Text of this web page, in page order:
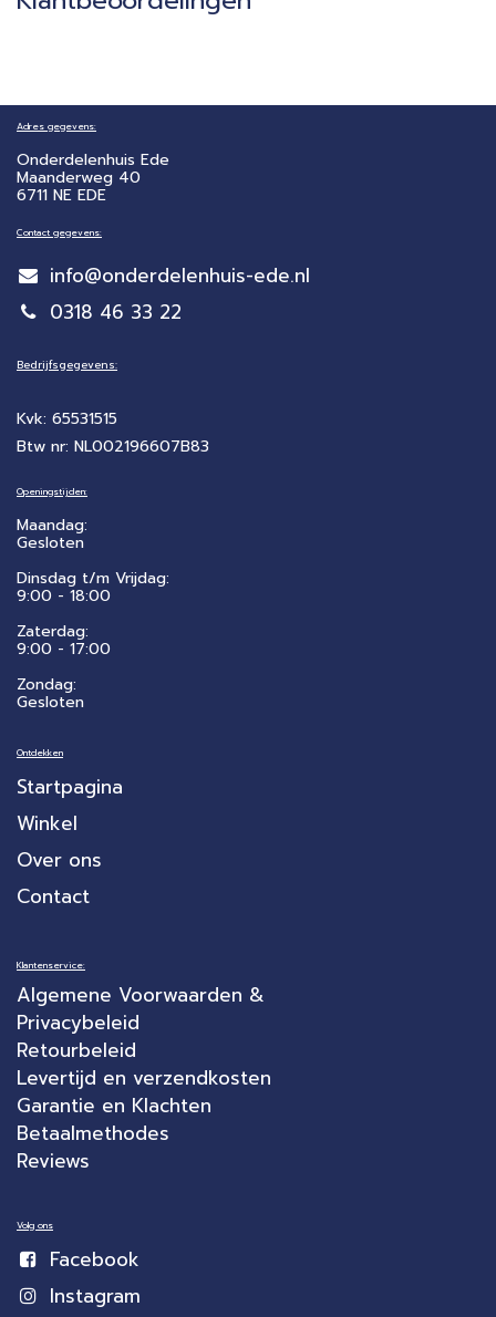
Adres gegevens:
Onderdelenhuis Ede
Maanderweg 40
6711 NE EDE
Contact gegevens:
info@onderdelenhuis-ede.nl
0318 46 33 22
Bedrijfsgegevens:
Kvk: 65531515
Btw nr: NL002196607B83
Openingstijden:
Maandag:
Gesloten
Dinsdag t/m Vrijdag:
9:00 - 18:00
Zaterdag:
​9:00 - 17:00
Zondag:
Gesloten
Ontdekken
Startpagina
Winkel
Over ons
Contact
Klantenservice:
Algemene Voorwaarden &
Privacybeleid
Retourbeleid
Levertijd en verzendkosten
Garantie en Klachten
Betaalmethodes
Reviews
Volg ons
Facebook
Instagram